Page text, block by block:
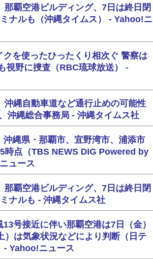
那覇空港ビルディング、7日は終日閉
ナルも（沖縄タイムス） - Yahoo!ニ
クを使ったひったくり相次ぐ 警察は
視野に捜査（RBC琉球放送） -
沖縄自動車道など通行止めの可能性
沖縄総合事務局 - 沖縄タイムス社
沖縄県・那覇市、宜野湾市、浦添市
時点（TBS NEWS DIG Powered by
ュース
那覇空港ビルディング、7日は終日閉
ナルも - 沖縄タイムス社
13号接近に伴い那覇空港は7日（金）
）は気象状況などにより判断（日テ
- Yahoo!ニュース